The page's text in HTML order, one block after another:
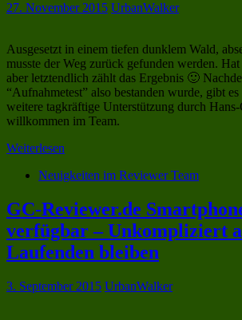
27. November 2015 UrbanWalker
Ausgesetzt in einem tiefen dunklem Wald,
musste der Weg zurück gefunden werden.
aber letztendlich zählt das Ergebnis 🙂
“Aufnahmetest” also bestanden wurde, gibt
weitere tagkräftige Unterstützung durch
willkommen im Team.
Weiterlesen
Neuigkeiten im Reviewer Team
GC-Reviewer.de
verfügbar – Unkompliziert
Laufenden bleiben
3. September 2015 UrbanWalker